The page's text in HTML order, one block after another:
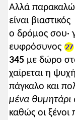
Αλλά παρακαλώ
είναι βιαστικός
ο δρόμος σου·
ευφρόσυνος
345 με δώρο
χαίρεται η
πάγκαλο και
μένα θυμητάρι
καθώς οι ξένοι